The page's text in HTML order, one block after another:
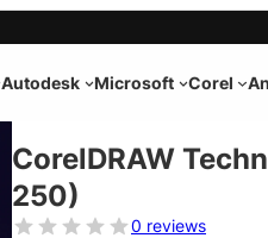
Autodesk Microsoft Corel
CorelDRAW
250)
0 reviews